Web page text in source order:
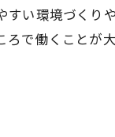
い環境づくり
で働くことが大